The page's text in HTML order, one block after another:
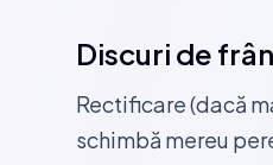
Discuri de
Rectificare (dacă
schimbă mereu